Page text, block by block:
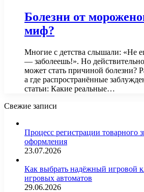
Болезни от
миф?
Многие с детства слышали: «Не
— заболеешь!». Но
может стать причиной болезни?
а где распространённые
статьи: Какие реальные…
Свежие записи
Процесс регистрации товарного
оформления
23.07.2026
Как выбрать надёжный игровой
игровых автоматов
29.06.2026